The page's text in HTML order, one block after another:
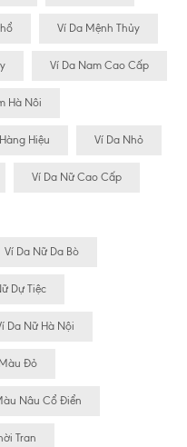
Ví Da Mệnh Thủy
Ví Da Nam Cao Cấp
Hà Nôi
Hiệu Ví Da Nhỏ
Ví Da Nữ Cao Cấp
Ví Da Nữ Da Bò
Dự Tiệc
Da Nữ Hà Nội
Đỏ
Nâu Cổ Điển
Tran